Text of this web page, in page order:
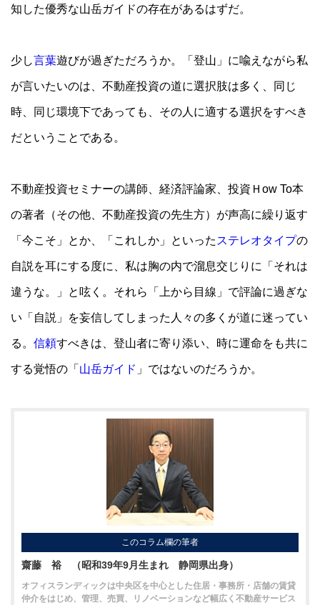
知した優秀な山岳ガイドの存在があるはずだ。
少し言葉遊びが過ぎただろうか。「登山」に喩えながら私
が言いたいのは、不動産投資の道に選択肢は多く、同じ
時、同じ環境下であっても、その人に適する選択をすべき
だということである。
不動産投資セミナーの講師、経済評論家、投資Ｈow To本
の著者（その他、不動産投資の先生方）が声高に繰り返す
「今こそ」とか、「これしか」といった ステレオタイプの
自説を耳にする度に、私は胸の内で溜息交じりに「それは
違うな。」と呟く。それら「上から目線」で評論に過ぎな
い「自説」を妄信してしまった人々の多くが道に迷ってい
る。信頼すべきは、登山者に寄り添い、時に運命をも共に
する覚悟の「 山岳ガイド 」ではないのだろうか。
このコラム欄の筆者
齋藤 裕 （昭和39年9月生まれ 静岡県出身）
オフィスランディックは中央区を中心とした住居・事務所・店舗の賃貸
仲介をはじめ、管理、売買、リノベーションなど幅広く不動産サービス